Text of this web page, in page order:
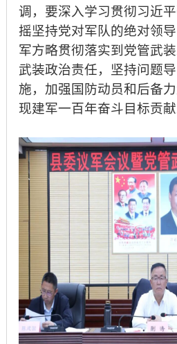
调，要深入学习贯彻习近
摇坚持党对军队的绝对领
军方略贯彻落实到党管武
武装政治责任，坚持问题
施，加强国防动员和后备
现建军一百年奋斗目标贡献